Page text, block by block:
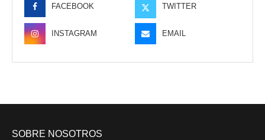
FACEBOOK TWITTER
INSTAGRAM EMAIL
SOBRE NOSOTROS